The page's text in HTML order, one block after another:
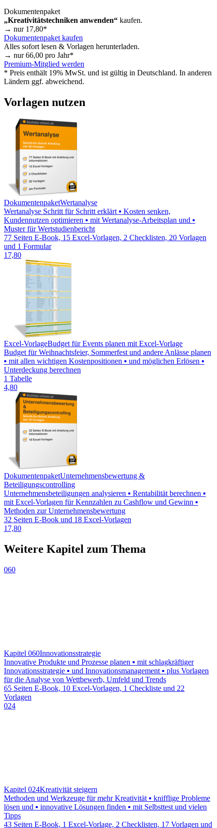
Dokumentenpaket
„Kreativitätstechniken anwenden“ kaufen.
→ nur 17,80*
Dokumentenpaket kaufen
Alles sofort lesen & Vorlagen herunterladen.
→ nur66,00 pro Jahr*
Premium-Mitglied werden
* Preis enthält 19% MwSt. und ist gültig in Deutschland. In anderen
Ländern ggf. abweichend.
Vorlagen nutzen
DokumentenpaketWertanalyse
Wertanalyse Schritt für Schritt erklärt ▪ Kosten senken,
Kundennutzen optimieren ▪ mit Wertanalyse-Arbeitsplan und ▪
Muster für Wertstudienbericht
77 Seiten E-Book, 15 Excel-Vorlagen, 2 Checklisten, 20 Vorlagen
und 1 Formular
17,80
Excel-VorlageBudget für Events planen mit Excel-Vorlage
Budget für Weihnachtsfeier, Sommerfest und andere Anlässe planen
▪ mit allen wichtigen Kostenpositionen ▪ und möglichen Erlösen ▪
Unterdeckung berechnen
1 Tabelle
4,80
DokumentenpaketUnternehmensbewertung &
Beteiligungscontrolling
Unternehmensbeteiligungen analysieren ▪ Rentabilität berechnen ▪
mit Excel-Vorlagen für Kennzahlen zu Cashflow und Gewinn ▪
Methoden zur Unternehmensbewertung
32 Seiten E-Book und 18 Excel-Vorlagen
17,80
Weitere Kapitel zum Thema
060
Kapitel 060Innovationsstrategie
Innovative Produkte und Prozesse planen ▪ mit schlagkräftiger
Innovationsstrategie ▪ und Innovationsmanagement ▪ plus Vorlagen
für die Analyse von Wettbewerb, Umfeld und Trends
65 Seiten E-Book, 10 Excel-Vorlagen, 1 Checkliste und 22
Vorlagen
024
Kapitel 024Kreativität steigern
Methoden und Werkzeuge für mehr Kreativität ▪ knifflige Probleme
lösen und ▪ innovative Lösungen finden ▪ mit Selbsttest und vielen
Tipps
43 Seiten E-Book, 1 Excel-Vorlage, 2 Checklisten, 17 Vorlagen und